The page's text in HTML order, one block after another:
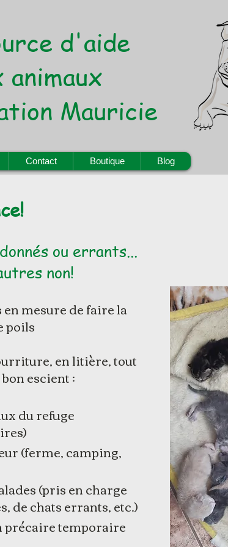
d'aide
animaux
Mauricie
Contact Boutique Blog
ou errants...
non!
mesure de faire la
poils
en litière, tout
escient :
du refuge
(ferme, camping,
(pris en charge
de chats errants, etc.)
précaire temporaire